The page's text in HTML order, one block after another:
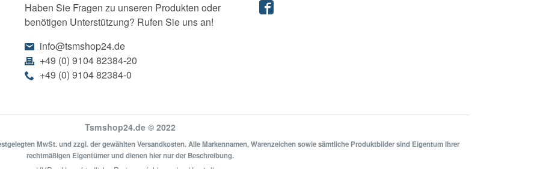
Haben Sie Fragen zu unseren Produkten oder
benötigen Unterstützung? Rufen Sie uns an!
info@tsmshop24.de
+49 (0) 9104 82384-20
+49 (0) 9104 82384-0
Tsmshop24.de © 2022
MwSt. und zzgl. der gewählten Versandkosten. Alle Markennamen, Warenzeichen sowie sämtliche Produktbilder sind Eigentum Ihrer
rechtmäßigen Eigentümer und dienen hier nur der Beschreibung.